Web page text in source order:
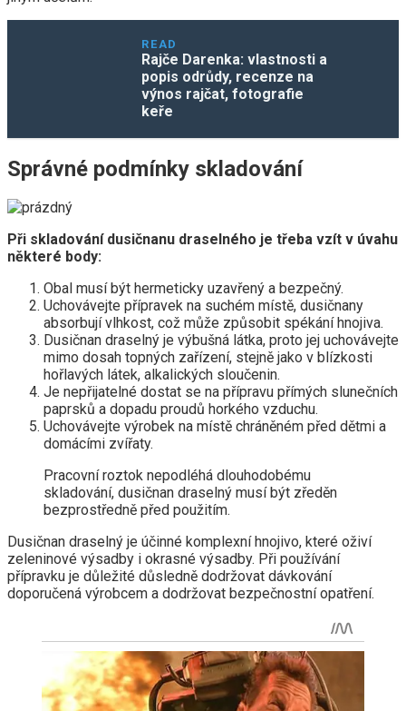
READ
Rajče Darenka: vlastnosti a
popis odrůdy, recenze na
výnos rajčat, fotografie
keře
Správné podmínky skladování
Při skladování dusičnanu draselného je třeba vzít v úvahu
některé body:
Obal musí být hermeticky uzavřený a bezpečný.
Uchovávejte přípravek na suchém místě, dusičnany
absorbují vlhkost, což může způsobit spékání hnojiva.
Dusičnan draselný je výbušná látka, proto jej uchovávejte
mimo dosah topných zařízení, stejně jako v blízkosti
hořlavých látek, alkalických sloučenin.
Je nepřijatelné dostat se na přípravu přímých slunečních
paprsků a dopadu proudů horkého vzduchu.
Uchovávejte výrobek na místě chráněném před dětmi a
domácími zvířaty.
Pracovní roztok nepodléhá dlouhodobému
skladování, dusičnan draselný musí být zředěn
bezprostředně před použitím.
Dusičnan draselný je účinné komplexní hnojivo, které oživí
zeleninové výsadby i okrasné výsadby. Při používání
přípravku je důležité důsledně dodržovat dávkování
doporučená výrobcem a dodržovat bezpečnostní opatření.